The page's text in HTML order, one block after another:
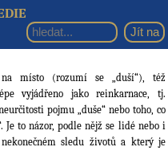
místo (rozumí se „duší“), též
vyjádřeno jako reinkarnace, tj.
pojmu „duše“ nebo toho, co
Je to názor, podle nějž se lidé nebo i
sledu životů a který je